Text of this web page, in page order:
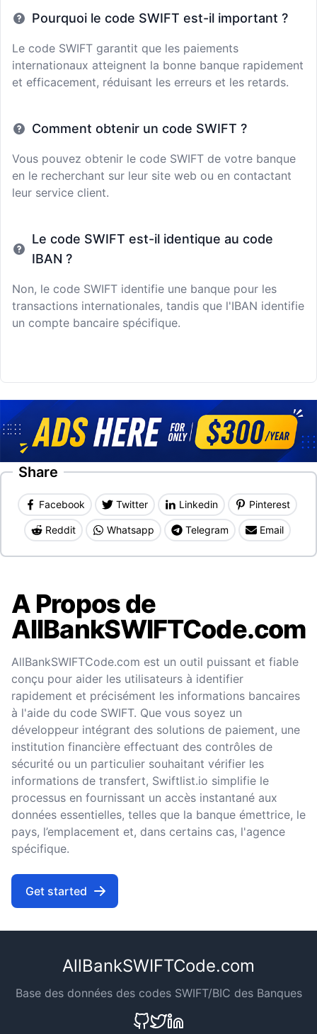
Pourquoi le code SWIFT est-il important ?
Le code SWIFT garantit que les paiements
internationaux atteignent la bonne banque rapidement
et efficacement, réduisant les erreurs et les retards.
Comment obtenir un code SWIFT ?
Vous pouvez obtenir le code SWIFT de votre banque
en le recherchant sur leur site web ou en contactant
leur service client.
Le code SWIFT est-il identique au code
IBAN ?
Non, le code SWIFT identifie une banque pour les
transactions internationales, tandis que l'IBAN identifie
un compte bancaire spécifique.
Share
Facebook Twitter Linkedin Pinterest
Reddit Whatsapp Telegram Email
A Propos de
AllBankSWIFTCode.com
AllBankSWIFTCode.com est un outil puissant et fiable
conçu pour aider les utilisateurs à identifier
rapidement et précisément les informations bancaires
à l'aide du code SWIFT. Que vous soyez un
développeur intégrant des solutions de paiement, une
institution financière effectuant des contrôles de
sécurité ou un particulier souhaitant vérifier les
informations de transfert, Swiftlist.io simplifie le
processus en fournissant un accès instantané aux
données essentielles, telles que la banque émettrice, le
pays, l’emplacement et, dans certains cas, l'agence
spécifique.
Get started
AllBankSWIFTCode.com
Base des données des codes SWIFT/BIC des Banques